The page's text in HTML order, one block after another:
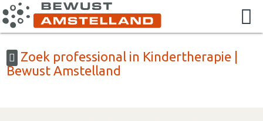
Zoek professional in Kindertherapie |
Bewust Amstelland